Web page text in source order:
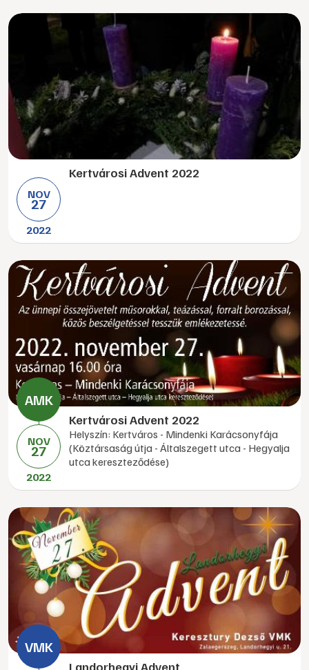
NOV
27
2022
Kertvárosi Advent 2022
NOV
27
2022
Kertvárosi Advent 2022
Helyszín: Kertváros - Mindenki Karácsonyfája
(Köztársaság útja - Általszegett utca - Hegyalja
utca kereszteződése)
Landorhegyi Advent